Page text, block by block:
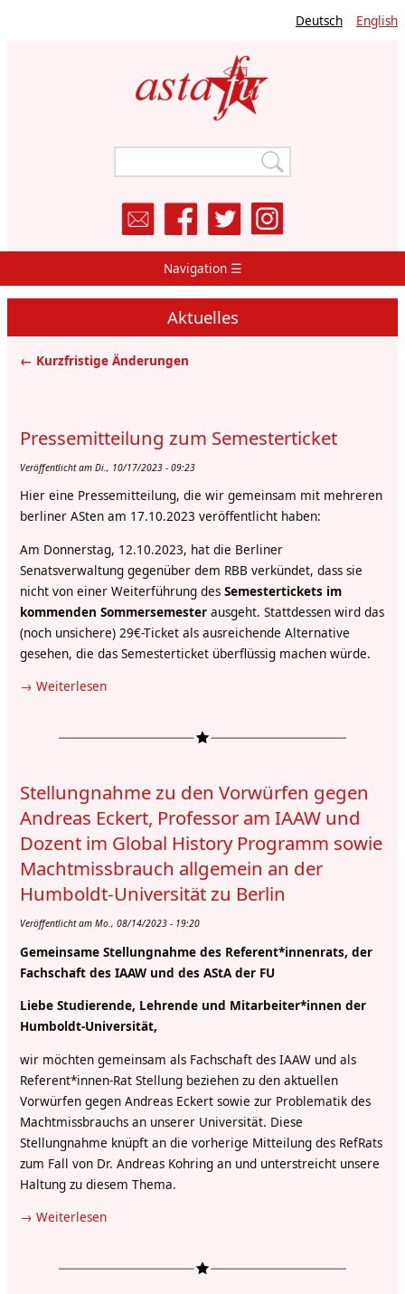
Deutsch English
Main
Navigation
Navigation ☰
Aktuelles
← Kurzfristige Änderungen
Pressemitteilung zum Semesterticket
Veröffentlicht am Di., 10/17/2023 - 09:23
Hier eine Pressemitteilung, die wir gemeinsam mit mehreren
berliner ASten am 17.10.2023 veröffentlicht haben:
Am Donnerstag, 12.10.2023, hat die Berliner
Senatsverwaltung gegenüber dem RBB verkündet, dass sie
nicht von einer Weiterführung desSemestertickets im
kommenden Sommersemesterausgeht. Stattdessen wird das
(noch unsichere) 29€-Ticket als ausreichende Alternative
gesehen, die das Semesterticket überflüssig machen würde.
Weiterlesenüber
Stellungnahme zu den Vorwürfen gegen
Andreas Eckert, Professor am IAAW und
Dozent im Global History Programm sowie
Machtmissbrauch allgemein an der
Humboldt-Universität zu Berlin
Veröffentlicht am Mo., 08/14/2023 - 19:20
Gemeinsame Stellungnahme des Referent*innenrats, der
Fachschaft des IAAW und des AStA der FU
Liebe Studierende, Lehrende und Mitarbeiter*innen der
Humboldt-Universität,
wir möchten gemeinsam als Fachschaft des IAAW und als
Referent*innen-Rat Stellung beziehen zu den aktuellen
Vorwürfen gegen Andreas Eckert sowie zur Problematik des
Machtmissbrauchs an unserer Universität. Diese
Stellungnahme knüpft an die vorherige Mitteilung des RefRats
zum Fall von Dr. Andreas Kohring an und unterstreicht unsere
Haltung zu diesem Thema.
Weiterlesenüber